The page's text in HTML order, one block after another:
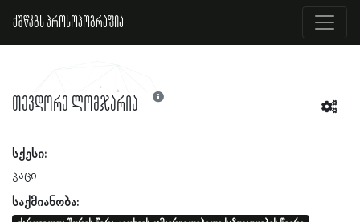
ქშწკგს პროსოპოგრაფია
თევდორე ლომჯარია
სქესი:
კაცი
საქმიანობა: